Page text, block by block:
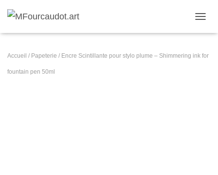
Accueil / Papeterie / Encre Scintillante pour stylo plume – Shimmering ink for
fountain pen 50ml